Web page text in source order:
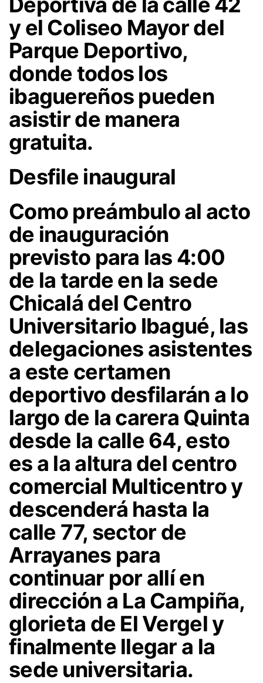
y el Coliseo Mayor del
Parque Deportivo,
donde todos los
ibaguereños pueden
asistir de manera
gratuita.
Desfile inaugural
Como preámbulo al acto
de inauguración
previsto para las 4:00
de la tarde en la sede
Chicalá del Centro
Universitario Ibagué, las
delegaciones asistentes
a este certamen
deportivo desfilarán a lo
largo de la carera Quinta
desde la calle 64, esto
es a la altura del centro
comercial Multicentro y
descenderá hasta la
calle 77, sector de
Arrayanes para
continuar por allí en
dirección a La Campiña,
glorieta de El Vergel y
finalmente llegar a la
sede universitaria.